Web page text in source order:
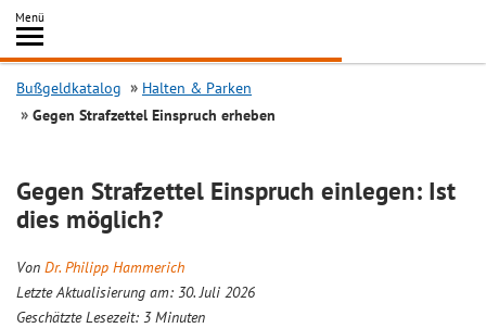
Inhalt
springen
Menü
Search
Bußgeldkatalog
Halten & Parken
Gegen Strafzettel Einspruch erheben
Gegen Strafzettel Einspruch einlegen: Ist
dies möglich?
Von Dr. Philipp Hammerich
Letzte Aktualisierung am: 30. Juli 2026
Geschätzte Lesezeit: 3 Minuten